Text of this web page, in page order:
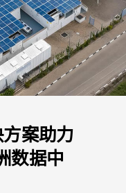
案助力
数据中